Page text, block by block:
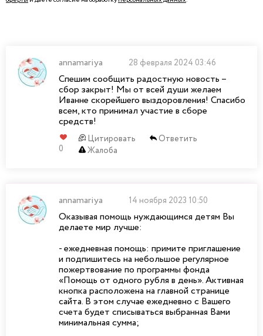
annamariya 28 февраля 2024 03:46
Спешим сообщить радостную новость –
сбор закрыт! Мы от всей души желаем
Иванне скорейшего выздоровления! Спасибо
всем, кто принимал участие в сборе
средств!
0
Цитировать
Ответить
Жалоба
annamariya 14 ноября 2023 10:50
Оказывая помощь нуждающимся детям Вы
делаете мир лучше:
- ежедневная помощь: примите приглашение
и подпишитесь на небольшое регулярное
пожертвование по программы фонда
«Помощь от одного рубля в день». Активная
кнопка расположена на главной странице
сайта. В этом случае ежедневно с Вашего
счета будет списываться выбранная Вами
минимальная сумма;